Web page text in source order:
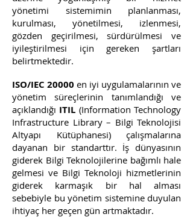
yönetimi sistemimin planlanması,
kurulması, yönetilmesi, izlenmesi,
gözden geçirilmesi, sürdürülmesi ve
iyileştirilmesi için gereken şartları
belirtmektedir.
ISO/IEC 20000 en iyi uygulamalarının ve
yönetim süreçlerinin tanımlandığı ve
açıklandığı ITIL (Information Technology
Infrastructure Library – Bilgi Teknolojisi
Altyapı Kütüphanesi) çalışmalarına
dayanan bir standarttır. İş dünyasının
giderek Bilgi Teknolojilerine bağımlı hale
gelmesi ve Bilgi Teknoloji hizmetlerinin
giderek karmaşık bir hal alması
sebebiyle bu yönetim sistemine duyulan
ihtiyaç her geçen gün artmaktadır.